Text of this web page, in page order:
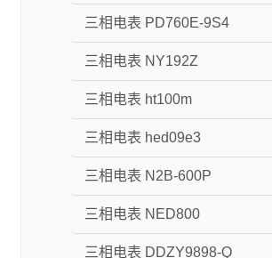
三相电表 PD760E-9S4
三相电表 NY192Z
三相电表 ht100m
三相电表 hed09e3
三相电表 N2B-600P
三相电表 NED800
三相电表 DDZY9898-Q